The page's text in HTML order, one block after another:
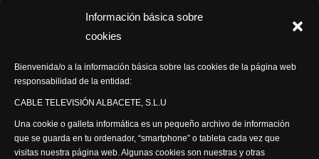
Información básica sobre
cookies
Bienvenida/o a la información básica sobre las cookies de la página web
responsabilidad de la entidad:
CABLE TELEVISIÓN ALBACETE, S.L.U
Una cookie o galleta informática es un pequeño archivo de información
que se guarda en tu ordenador, “smartphone” o tableta cada vez que
visitas nuestra página web. Algunas cookies son nuestras y otras
Síguenos